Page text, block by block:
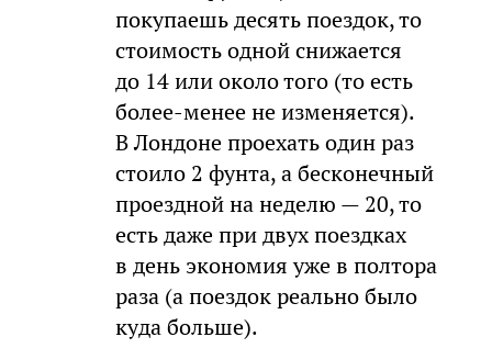
покупаешь десять поездок, то
стоимость одной снижается
до 14 или около того (то есть
более-менее не изменяется).
В Лондоне проехать один раз
стоило 2 фунта, а бесконечный
проездной на неделю — 20, то
есть даже при двух поездках
в день экономия уже в полтора
раза (а поездок реально было
куда больше).